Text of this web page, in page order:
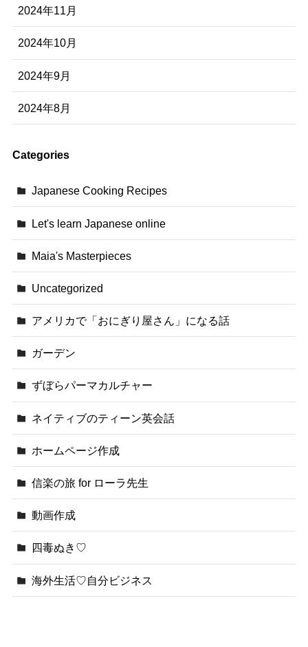
2024年11月
2024年10月
2024年9月
2024年8月
Categories
Japanese Cooking Recipes
Let's learn Japanese online
Maia's Masterpieces
Uncategorized
アメリカで「おにぎり屋さん」になる話
ガーデン
ずぼらパーマカルチャー
ネイティブのティーン英会話
ホームページ作成
信楽の旅 for ローラ先生
動画作成
四毒ぬき♡
海外生活♡自分ビジネス